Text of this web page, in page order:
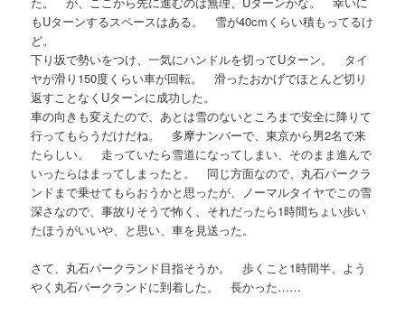
もUターンするスペースはある。 雪が40cmくらい積もってるけ
ど。
下り坂で勢いをつけ、一気にハンドルを切ってUターン。 タイ
ヤが滑り150度くらい車が回転。 滑ったおかげでほとんど切り
返すことなくUターンに成功した。
車の向きも変えたので、あとは雪のないところまで安全に降りて
行ってもらうだけだね。 多摩ナンバーで、東京から男2名で来
たらしい。 走っていたら雪道になってしまい、そのまま進んで
いったらはまってしまったと。 同じ方面なので、丸石パークラ
ンドまで乗せてもらおうかと思ったが、ノーマルタイヤでこの雪
深さなので、事故りそうで怖く、それだったら1時間ちょい歩い
たほうがいいや、と思い、車を見送った。
さて、丸石パークランド目指そうか。 歩くこと1時間半、よう
やく丸石パークランドに到着した。 長かった……